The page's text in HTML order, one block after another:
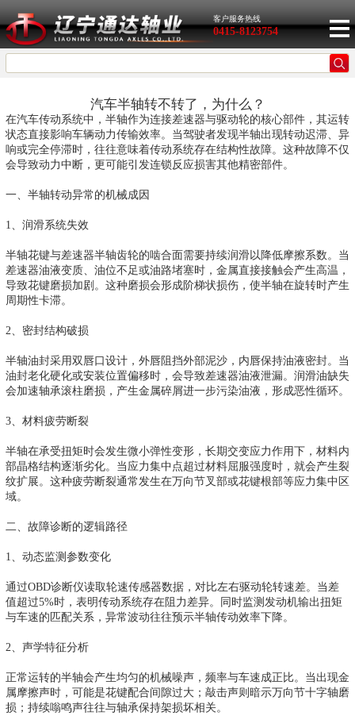
客户服务热线
0415-8123754
汽车半轴转不转了，为什么？
在汽车传动系统中，半轴作为连接差速器与驱动轮的核心部件，其运转
状态直接影响车辆动力传输效率。当驾驶者发现半轴出现转动迟滞、异
响或完全停滞时，往往意味着传动系统存在结构性故障。这种故障不仅
会导致动力中断，更可能引发连锁反应损害其他精密部件。
一、半轴转动异常的机械成因
1、润滑系统失效
半轴花键与差速器半轴齿轮的啮合面需要持续润滑以降低摩擦系数。当
差速器油液变质、油位不足或油路堵塞时，金属直接接触会产生高温，
导致花键磨损加剧。这种磨损会形成阶梯状损伤，使半轴在旋转时产生
周期性卡滞。
2、密封结构破损
半轴油封采用双唇口设计，外唇阻挡外部泥沙，内唇保持油液密封。当
油封老化硬化或安装位置偏移时，会导致差速器油液泄漏。润滑油缺失
会加速轴承滚柱磨损，产生金属碎屑进一步污染油液，形成恶性循环。
3、材料疲劳断裂
半轴在承受扭矩时会发生微小弹性变形，长期交变应力作用下，材料内
部晶格结构逐渐劣化。当应力集中点超过材料屈服强度时，就会产生裂
纹扩展。这种疲劳断裂通常发生在万向节叉部或花键根部等应力集中区
域。
二、故障诊断的逻辑路径
1、动态监测参数变化
通过OBD诊断仪读取轮速传感器数据，对比左右驱动轮转速差。当差
值超过5%时，表明传动系统存在阻力差异。同时监测发动机输出扭矩
与车速的匹配关系，异常波动往往预示半轴传动效率下降。
2、声学特征分析
正常运转的半轴会产生均匀的机械噪声，频率与车速成正比。当出现金
属摩擦声时，可能是花键配合间隙过大；敲击声则暗示万向节十字轴磨
损；持续嗡鸣声往往与轴承保持架损坏相关。